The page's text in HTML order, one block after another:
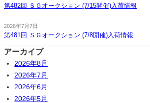
第482回 ＳＧオークション (7/15開催)入荷情報
2026年7月7日
第481回 ＳＧオークション (7/8開催)入荷情報
アーカイブ
2026年8月
2026年7月
2026年6月
2026年5月